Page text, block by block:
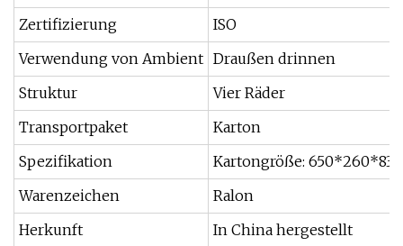
Zertifizierung
ISO
Verwendung von Ambient Draußen drinnen
Struktur
Vier Räder
Transportpaket
Karton
Spezifikation
Kartongröße:
Warenzeichen
Ralon
Herkunft
In China hergestellt